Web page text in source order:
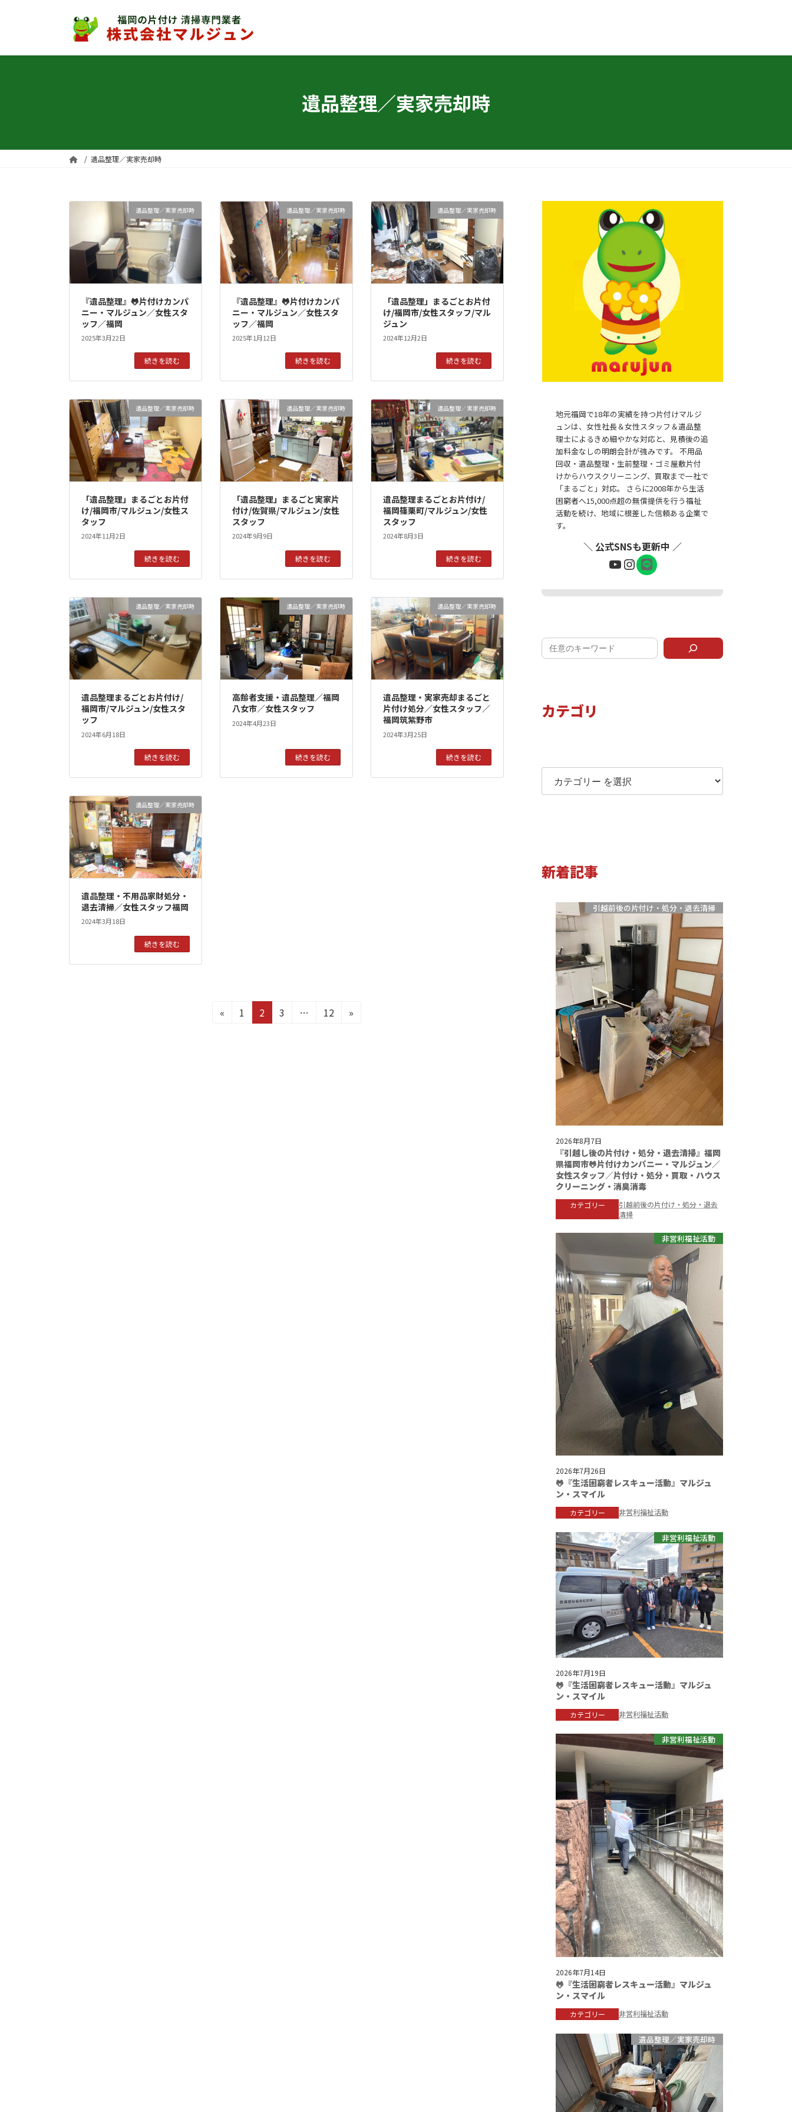
遺品整理／実家売却時
遺品整理／実家売却時
遺品整理／実家売却時
『遺品整理』🐸片付けカンパ
ニー・マルジュン／女性スタ
ッフ／福岡
2025年3月22日
続きを読む
遺品整理／実家売却時
『遺品整理』🐸片付けカンパ
ニー・マルジュン／女性スタ
ッフ／福岡
2025年1月12日
続きを読む
遺品整理／実家売却時
「遺品整理」まるごとお片付
け/福岡市/女性スタッフ/マル
ジュン
2024年12月2日
続きを読む
遺品整理／実家売却時
「遺品整理」まるごとお片付
け/福岡市/マルジュン/女性ス
タッフ
2024年11月2日
続きを読む
遺品整理／実家売却時
「遺品整理」まるごと実家片
付け/佐賀県/マルジュン/女性
スタッフ
2024年9月9日
続きを読む
遺品整理／実家売却時
遺品整理まるごとお片付け/
福岡篠栗町/マルジュン/女性
スタッフ
2024年8月3日
続きを読む
遺品整理／実家売却時
遺品整理まるごとお片付け/
福岡市/マルジュン/女性スタ
ッフ
2024年6月18日
続きを読む
遺品整理／実家売却時
高齢者支援・遺品整理／福岡
八女市／女性スタッフ
2024年4月23日
続きを読む
遺品整理／実家売却時
遺品整理・実家売却まるごと
片付け処分／女性スタッフ／
福岡筑紫野市
2024年3月25日
続きを読む
遺品整理／実家売却時
遺品整理・不用品家財処分・
退去清掃／女性スタッフ福岡
2024年3月18日
続きを読む
«
固
1
固
定
2
固
3 …
固
12 »
地元福岡で18年の実績を持つ片付けマルジ
ュンは、女性社長＆女性スタッフ＆遺品整
理士によるきめ細やかな対応と、見積後の追
加料金なしの明朗会計が強みです。 不用品
回収・遺品整理・生前整理・ゴミ屋敷片付
けからハウスクリーニング、買取まで一社で
「まるごと」対応。 さらに2008年から生活
困窮者へ15,000点超の無償提供を行う福祉
活動を続け、地域に根差した信頼ある企業で
す。
＼ 公式SNSも更新中 ／
YouTube
Instagram
ア
イ
コ
ン
リ
カテゴリ
カテゴリー
新着記事
引越前後の片付け・処分・退去清掃
2026年8月7日
『引越し後の片付け・処分・退去清掃』福岡
県福岡市🐸片付けカンパニー・マルジュン／
女性スタッフ／片付け・処分・買取・ハウス
クリーニング・消臭消毒
カテゴリー
引越前後の片付け・処分・退去
清掃
非営利福祉活動
2026年7月26日
🐸『生活困窮者レスキュー活動』マルジュ
ン・スマイル
カテゴリー 非営利福祉活動
非営利福祉活動
2026年7月19日
🐸『生活困窮者レスキュー活動』マルジュ
ン・スマイル
カテゴリー 非営利福祉活動
非営利福祉活動
2026年7月14日
🐸『生活困窮者レスキュー活動』マルジュ
ン・スマイル
カテゴリー 非営利福祉活動
遺品整理／実家売却時